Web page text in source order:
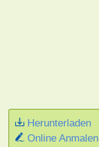
Herunterladen
Online Anmalen